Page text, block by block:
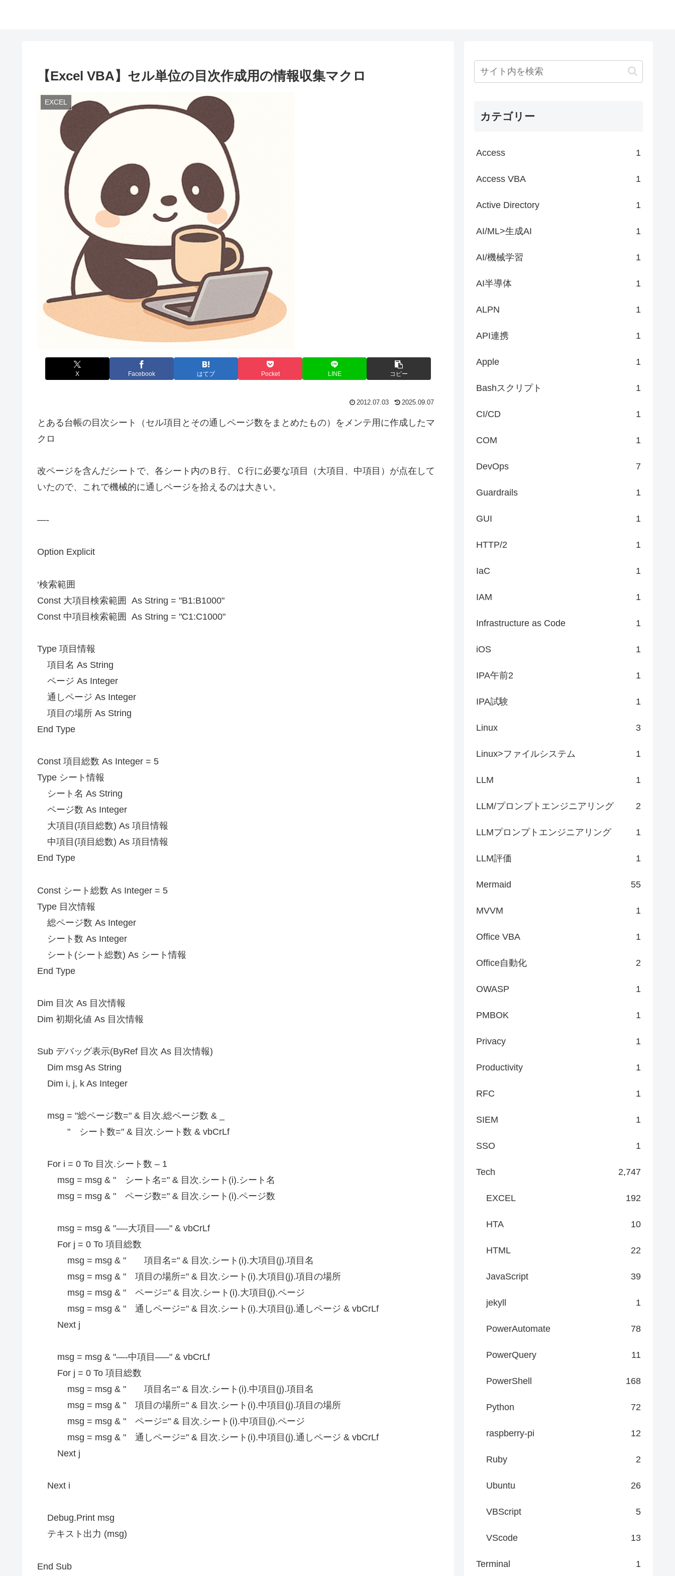
【Excel VBA】セル単位の目次作成用の情報収集マクロ
EXCEL
X Facebook はてブ Pocket LINE コピー
2012.07.03 2025.09.07
とある台帳の目次シート（セル項目とその通しページ数をまとめたもの）をメンテ用に作成したマ
クロ
改ページを含んだシートで、各シート内のＢ行、Ｃ行に必要な項目（大項目、中項目）が点在して
いたので、これで機械的に通しページを拾えるのは大きい。
—-
Option Explicit
‘検索範囲
Const 大項目検索範囲 As String = "B1:B1000"
Const 中項目検索範囲 As String = "C1:C1000"
Type 項目情報
項目名 As String
ページ As Integer
通しページ As Integer
項目の場所 As String
End Type
Const 項目総数 As Integer = 5
Type シート情報
シート名 As String
ページ数 As Integer
大項目(項目総数) As 項目情報
中項目(項目総数) As 項目情報
End Type
Const シート総数 As Integer = 5
Type 目次情報
総ページ数 As Integer
シート数 As Integer
シート(シート総数) As シート情報
End Type
Dim 目次 As 目次情報
Dim 初期化値 As 目次情報
Sub デバッグ表示(ByRef 目次 As 目次情報)
Dim msg As String
Dim i, j, k As Integer
msg = "総ページ数=" & 目次.総ページ数 & _
" シート数=" & 目次.シート数 & vbCrLf
For i = 0 To 目次.シート数 – 1
msg = msg & " シート名=" & 目次.シート(i).シート名
msg = msg & " ページ数=" & 目次.シート(i).ページ数
msg = msg & "—-大項目—–" & vbCrLf
For j = 0 To 項目総数
msg = msg & " 項目名=" & 目次.シート(i).大項目(j).項目名
msg = msg & " 項目の場所=" & 目次.シート(i).大項目(j).項目の場所
msg = msg & " ページ=" & 目次.シート(i).大項目(j).ページ
msg = msg & " 通しページ=" & 目次.シート(i).大項目(j).通しページ & vbCrLf
Next j
msg = msg & "—-中項目—–" & vbCrLf
For j = 0 To 項目総数
msg = msg & " 項目名=" & 目次.シート(i).中項目(j).項目名
msg = msg & " 項目の場所=" & 目次.シート(i).中項目(j).項目の場所
msg = msg & " ページ=" & 目次.シート(i).中項目(j).ページ
msg = msg & " 通しページ=" & 目次.シート(i).中項目(j).通しページ & vbCrLf
Next j
Next i
Debug.Print msg
テキスト出力 (msg)
End Sub
カテゴリー
Access 1
Access VBA 1
Active Directory 1
AI/ML>生成AI 1
AI/機械学習 1
AI半導体 1
ALPN 1
API連携 1
Apple 1
Bashスクリプト 1
CI/CD 1
COM 1
DevOps 7
Guardrails 1
GUI 1
HTTP/2 1
IaC 1
IAM 1
Infrastructure as Code 1
iOS 1
IPA午前2 1
IPA試験 1
Linux 3
Linux>ファイルシステム 1
LLM 1
LLM/プロンプトエンジニアリング 2
LLMプロンプトエンジニアリング 1
LLM評価 1
Mermaid 55
MVVM 1
Office VBA 1
Office自動化 2
OWASP 1
PMBOK 1
Privacy 1
Productivity 1
RFC 1
SIEM 1
SSO 1
Tech 2,747
EXCEL 192
HTA 10
HTML 22
JavaScript 39
jekyll 1
PowerAutomate 78
PowerQuery 11
PowerShell 168
Python 72
raspberry-pi 12
Ruby 2
Ubuntu 26
VBScript 5
VScode 13
Terminal 1